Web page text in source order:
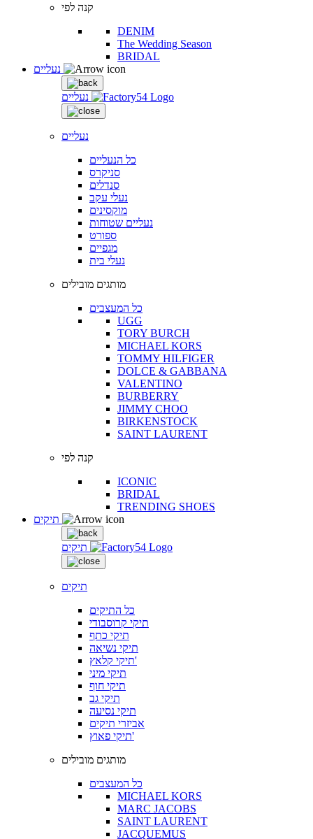
קנה לפי
DENIM
The Wedding Season
BRIDAL
נעליים
נעליים
כל הנעליים
סניקרס
סנדלים
נעלי עקב
מוקסינים
נעליים שטוחות
ספורט
מגפיים
נעלי בית
מותגים מובילים
כל המעצבים
UGG
TORY BURCH
MICHAEL KORS
TOMMY HILFIGER
DOLCE & GABBANA
VALENTINO
BURBERRY
JIMMY CHOO
BIRKENSTOCK
SAINT LAURENT
קנה לפי
ICONIC
BRIDAL
TRENDING SHOES
תיקים
תיקים
כל התיקים
תיקי קרוסבודי
תיקי כתף
תיקי נשיאה
תיקי קלאץ'
תיקי מיני
תיקי חוף
תיקי גב
תיקי נסיעה
אביזרי תיקים
תיקי פאוץ'
מותגים מובילים
כל המעצבים
MICHAEL KORS
MARC JACOBS
SAINT LAURENT
JACQUEMUS